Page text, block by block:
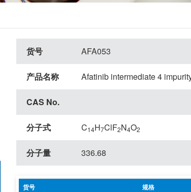
货号 AFA053
产品名称 Afatinib intermediate 4
CAS No.
分子式 C14H7ClF2N4O2
分子量 336.68
货号 规格